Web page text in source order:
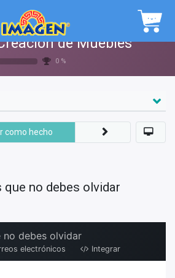
de Muebles
0 %
que no debes olvidar
como hecho